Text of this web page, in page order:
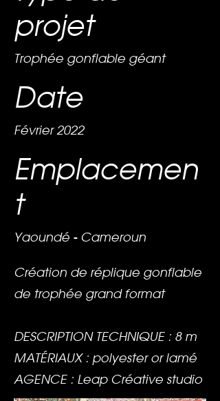
projet
Trophée gonflable géant
Date
Février 2022
Emplacemen
t
Yaoundé - Cameroun
Création de réplique gonflable
de trophée grand format
DESCRIPTION TECHNIQUE : 8 m
MATÉRIAUX : polyester or lamé
AGENCE : Leap Créative studio